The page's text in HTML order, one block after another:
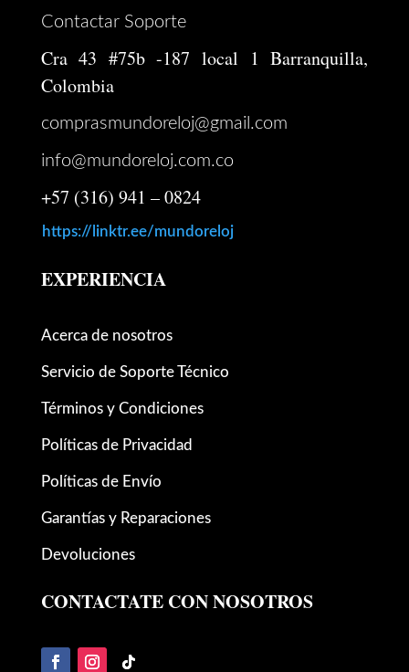
Contactar Soporte
Cra 43 #75b -187 local 1 Barranquilla,
Colombia
comprasmundoreloj@gmail.com
info@mundoreloj.com.co
+57 (316) 941 – 0824
https://linktr.ee/mundoreloj
EXPERIENCIA
Acerca de nosotros
Servicio de Soporte Técnico
Términos y Condiciones
Políticas de Privacidad
Políticas de Envío
Garantías y Reparaciones
Devoluciones
CONTACTATE CON NOSOTROS